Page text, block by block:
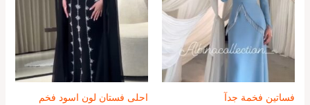
فساتين فخمة جدآ
احلى فستان لون اسود فخم